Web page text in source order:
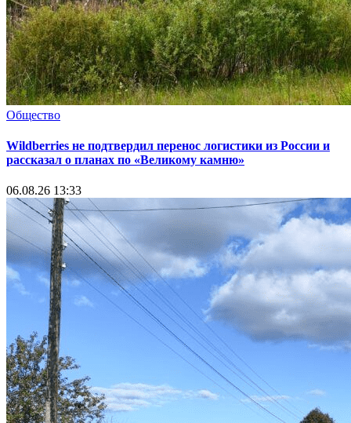
Общество
Wildberries не подтвердил перенос логистики из России и
рассказал о планах по «Великому камню»
06.08.26 13:33